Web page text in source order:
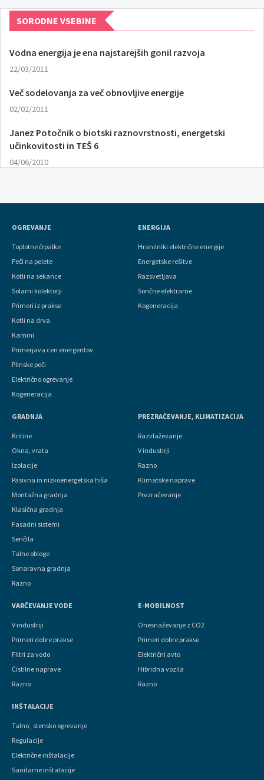
SORODNE VSEBINE
Vodna energija je ena najstarejših gonil razvoja
22/03/2011
Več sodelovanja za več obnovljive energije
02/02/2011
Janez Potočnik o biotski raznovrstnosti, energetski
učinkovitosti in TEŠ 6
04/06/2010
OGREVANJE
Toplotne črpalke
Peči na pelete
Kotli na sekance
Solarni kolektorji
Primeri iz prakse
Kotli na drva
Kamini
Primerjava cen energentov
Plinske peči
Električno ogrevanje
Kogeneracija
ENERGIJA
Hranilniki električne energije
Energetske rešitve
Razsvetljava
Sončne elektrarne
Kogeneracija
GRADNJA
Kritine
Okna, vrata
Izolacije
Pasivna in nizkoenergetska hiša
Montažna gradnja
Klasična gradnja
Fasadni sistemi
Senčila
Talne obloge
Sonaravna gradnja
Razno
PREZRAČEVANJE, KLIMATIZACIJA
Razvlaževanje
V industirji
Razno
Klimatske naprave
Prezračevanje
VARČEVANJE VODE
V industriji
Primeri dobre prakse
Filtri za vodo
Čistilne naprave
Razno
E-MOBILNOST
Onesnaževanje z CO2
Primeri dobre prakse
Električni avto
Hibridna vozila
Razno
INŠTALACIJE
Talno , stensko ogrevanje
Regulacije
Električne inštalacije
Sanitarne inštalacije